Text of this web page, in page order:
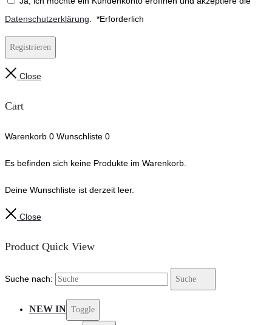
Datenschutzerklärung. *Erforderlich
Registrieren
Close
Cart
Warenkorb 0 Wunschliste 0
Es befinden sich keine Produkte im Warenkorb.
Deine Wunschliste ist derzeit leer.
Close
Product Quick View
Suche nach: Suche
NEW IN Toggle